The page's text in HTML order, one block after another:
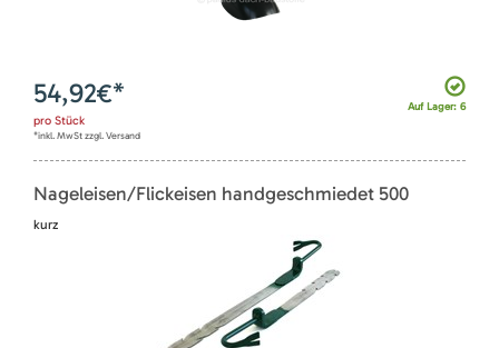
Auf Lager: 6
54,92€*
pro Stück
*inkl. MwSt zzgl. Versand
Nageleisen/Flickeisen handgeschmiedet 500
kurz